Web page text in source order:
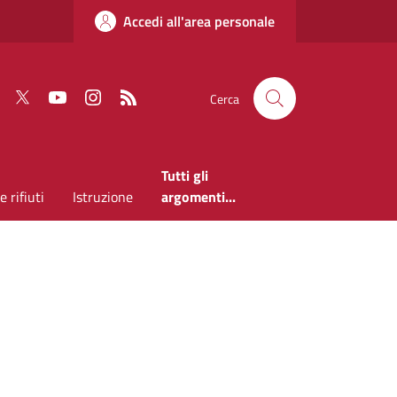
Accedi all'area personale
Faceboook
Twitter YoutubeInstagram Cerca
rifiuti Istruzione
Tutti gli
argomenti...